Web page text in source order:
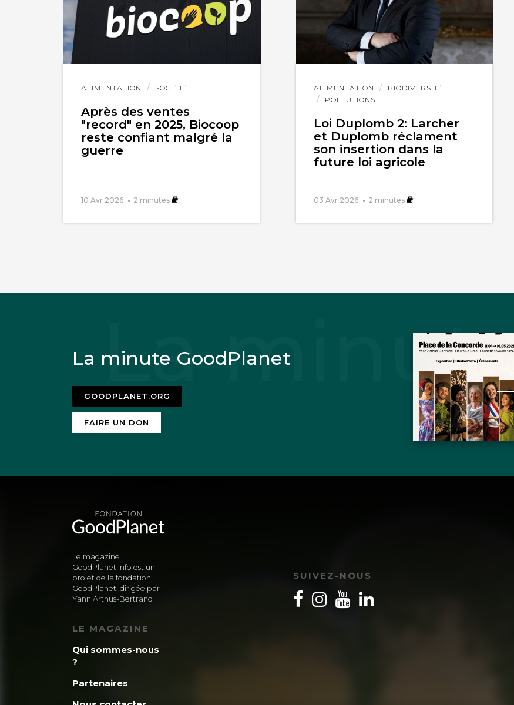
ALIMENTATION SOCIÉTÉ
Après des ventes
"record" en 2025, Biocoop
reste confiant malgré la
guerre
10 Avr 2026 2 minutes
Lire
ALIMENTATION
BIODIVERSITÉ
POLLUTIONS
Loi Duplomb 2: Larcher
et Duplomb réclament
son insertion dans la
future loi agricole
03 Avr 2026 2 minutes
Lire
l'article
La minute GoodPlanet
GOODPLANET.ORG
FAIRE UN DON
Le magazine
GoodPlanet Info est un
projet de la fondation
GoodPlanet, dirigée par
Yann Arthus-Bertrand
LE MAGAZINE
Qui sommes-nous
?
Partenaires
SUIVEZ-NOUS